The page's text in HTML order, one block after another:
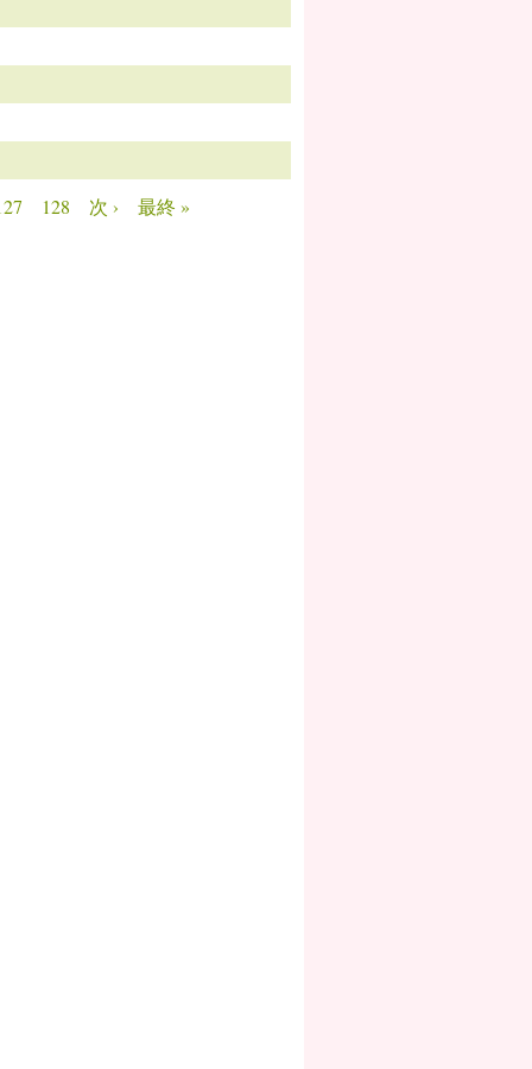
128 次 › 最終 »